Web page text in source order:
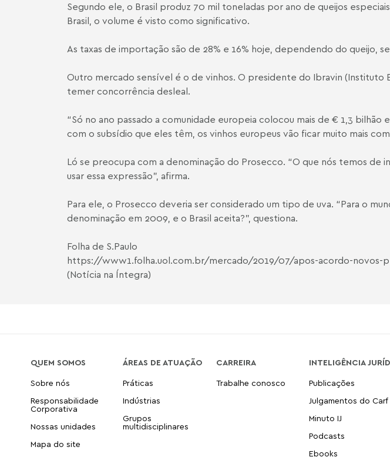
Segundo ele, o Brasil produz 70 mil toneladas por ano de queijos
Brasil, o volume é visto como significativo.
As taxas de importação são de 28% e 16% hoje, dependendo do queijo,
Outro mercado sensível é o de vinhos. O presidente do Ibravin (Instituto
temer concorrência desleal.
“Só no ano passado a comunidade europeia colocou mais de € 1,3
com o subsídio que eles têm, os vinhos europeus vão ficar muito mais
Ló se preocupa com a denominação do Prosecco. “O que nós temos
usar essa expressão”, afirma.
Para ele, o Prosecco deveria ser considerado um tipo de uva. “Para o
denominação em 2009, e o Brasil aceita?”, questiona.
Folha de S.Paulo
https://www1.folha.uol.com.br/mercado/2019/07/apos-acordo-novos-
(Notícia na Íntegra)
QUEM SOMOS
Sobre nós
Responsabilidade
Corporativa
Nossas unidades
Mapa do site
ÁREAS DE ATUAÇÃO
Práticas
Indústrias
Grupos
multidisciplinares
CARREIRA
Trabalhe conosco
INTELIGÊNCIA
Publicações
Julgamentos do Carf
Minuto IJ
Podcasts
Ebooks